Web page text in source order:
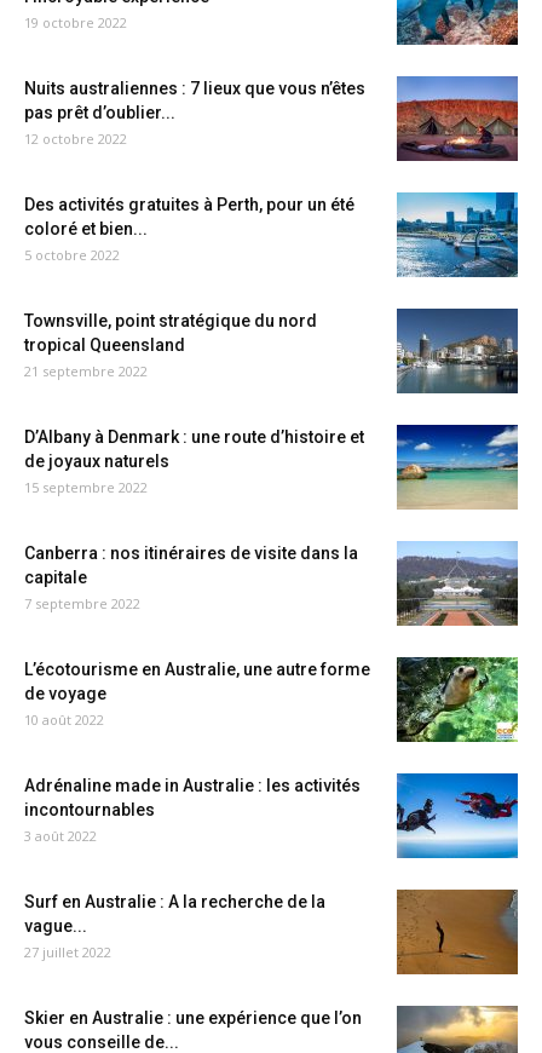
19 octobre 2022
Nuits australiennes : 7 lieux que vous n’êtes
pas prêt d’oublier...
12 octobre 2022
Des activités gratuites à Perth, pour un été
coloré et bien...
5 octobre 2022
Townsville, point stratégique du nord
tropical Queensland
21 septembre 2022
D’Albany à Denmark : une route d’histoire et
de joyaux naturels
15 septembre 2022
Canberra : nos itinéraires de visite dans la
capitale
7 septembre 2022
L’écotourisme en Australie, une autre forme
de voyage
10 août 2022
Adrénaline made in Australie : les activités
incontournables
3 août 2022
Surf en Australie : A la recherche de la
vague...
27 juillet 2022
Skier en Australie : une expérience que l’on
vous conseille de...